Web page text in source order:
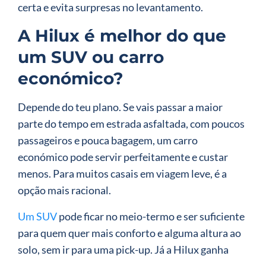
certa e evita surpresas no levantamento.
A Hilux é melhor do que
um SUV ou carro
económico?
Depende do teu plano. Se vais passar a maior
parte do tempo em estrada asfaltada, com poucos
passageiros e pouca bagagem, um carro
económico pode servir perfeitamente e custar
menos. Para muitos casais em viagem leve, é a
opção mais racional.
Um SUVpode ficar no meio-termo e ser suficiente
para quem quer mais conforto e alguma altura ao
solo, sem ir para uma pick-up. Já a Hilux ganha